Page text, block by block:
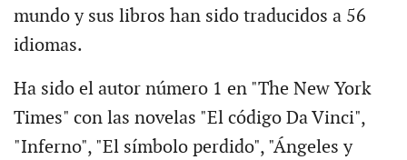
mundo y sus libros han sido traducidos a 56
idiomas.
Ha sido el autor número 1 en "The New York
Times" con las novelas "El código Da Vinci",
"Inferno", "El símbolo perdido", "Ángeles y